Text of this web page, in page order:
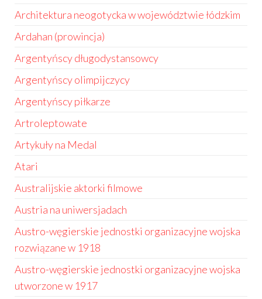
Architektura neogotycka w województwie łódzkim
Ardahan (prowincja)
Argentyńscy długodystansowcy
Argentyńscy olimpijczycy
Argentyńscy piłkarze
Artroleptowate
Artykuły na Medal
Atari
Australijskie aktorki filmowe
Austria na uniwersjadach
Austro-węgierskie jednostki organizacyjne wojska
rozwiązane w 1918
Austro-węgierskie jednostki organizacyjne wojska
utworzone w 1917